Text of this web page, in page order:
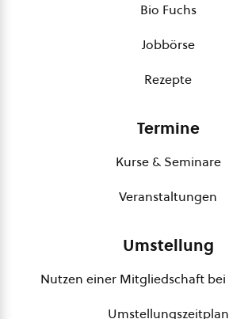
Bio Fuchs
Jobbörse
Rezepte
Termine
Kurse & Seminare
Veranstaltungen
Umstellung
Nutzen einer Mitgliedschaft bei
Umstellungszeitplan